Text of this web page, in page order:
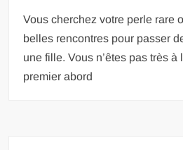
Vous cherchez votre perle rare
belles rencontres pour passer
une fille. Vous n’êtes pas très à
premier abord